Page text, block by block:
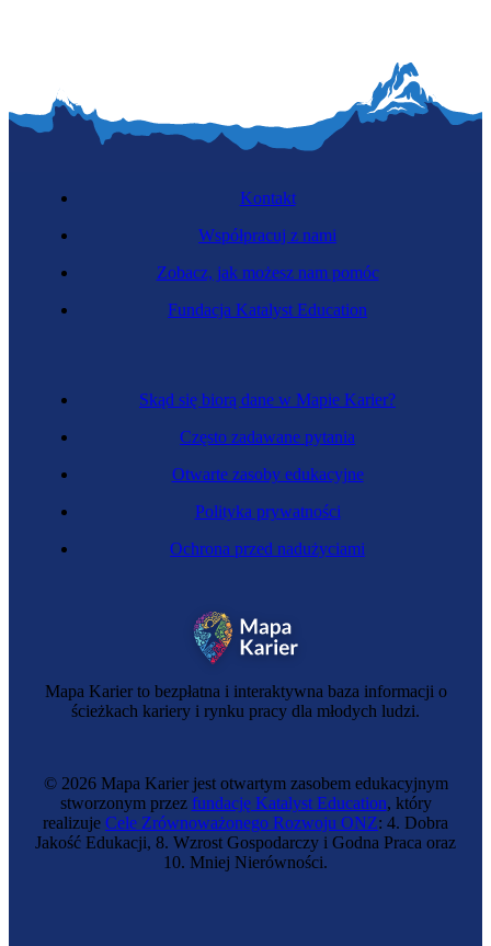
Zawód regulowany
Inżynier budowy mostów
Specjalista nadzoru sieci telekomunikacyjnej
Mapa Karier to bezpłatna i interaktywna baza informacji o
ścieżkach kariery i rynku pracy dla młodych ludzi.
Skąd się biorą dane w Mapie Karier?
Często zadawane pytania
Otwarte zasoby edukacyjne
Polityka prywatności
Ochrona przed nadużyciami
Kontakt
Współpracuj z nami
Zobacz, jak możesz nam pomóc
Fundacja Katalyst Education
© 2026 Mapa Karier jest otwartym zasobem edukacyjnym
stworzonym przez fundację Katalyst Education, który
realizuje Cele Zrównoważonego Rozwoju ONZ: 4. Dobra
Jakość Edukacji, 8. Wzrost Gospodarczy i Godna Praca oraz
10. Mniej Nierówności.